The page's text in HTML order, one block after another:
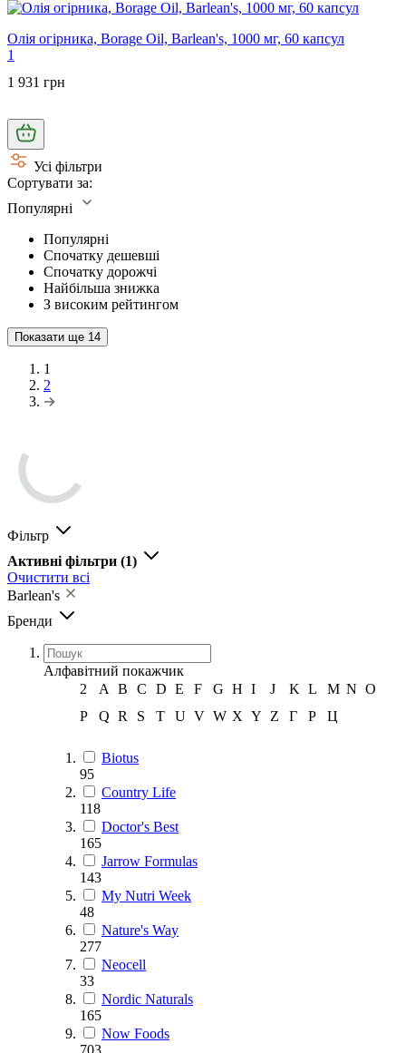
Олія огірника, Borage Oil, Barlean's, 1000 мг, 60 капсул
1
1 931 грн
Усі фільтри
Сортувати за:
Популярні
Популярні
Спочатку дешевші
Спочатку дорожчі
Найбільша знижка
З високим рейтингом
Показати ще 14
1
2
Фільтр
Активні фільтри (1)
Очистити всі
Barlean's
Бренди
Алфавітний покажчик
2
A B C D E F G H I J K L M N O
P
Q R S T U V W X Y Z Г Р Ц
Biotus
95
Country Life
118
Doctor's Best
165
Jarrow Formulas
143
My Nutri Week
48
Nature's Way
277
Neocell
33
Nordic Naturals
165
Now Foods
703